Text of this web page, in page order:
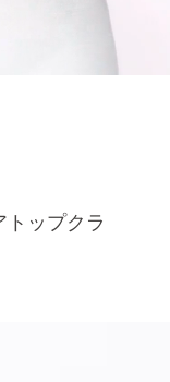
ップクラ